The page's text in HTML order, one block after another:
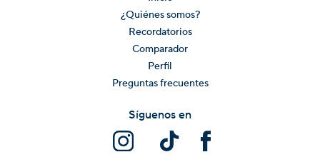
¿Quiénes somos?
Recordatorios
Comparador
Perfil
Preguntas frecuentes
Síguenos en